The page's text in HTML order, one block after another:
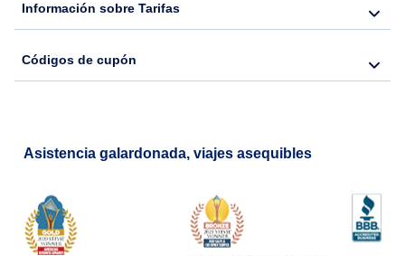
Información sobre Tarifas
Códigos de cupón
Asistencia galardonada, viajes asequibles